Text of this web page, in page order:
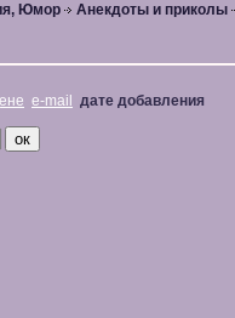
Юмор Анекдоты и приколы
e-mail дате добавления